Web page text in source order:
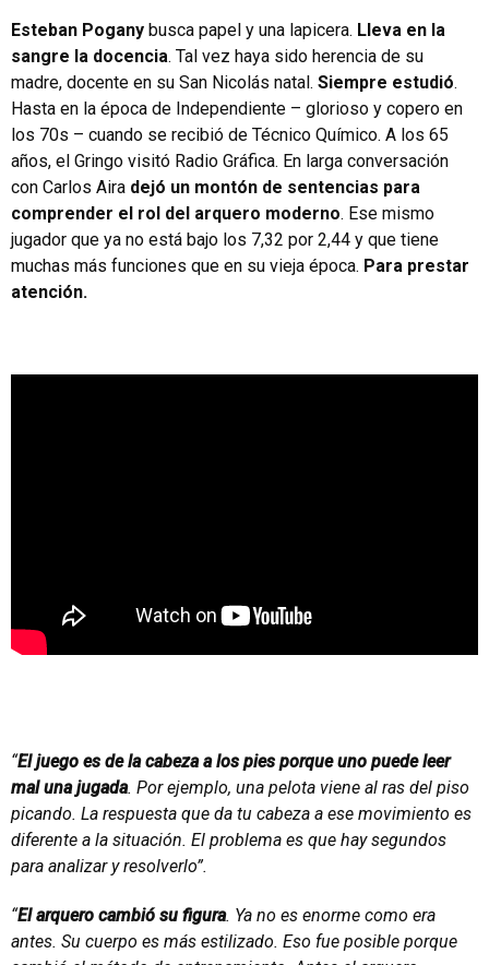
Esteban Pogany busca papel y una lapicera. Lleva en la
sangre la docencia. Tal vez haya sido herencia de su
madre, docente en su San Nicolás natal. Siempre estudió.
Hasta en la época de Independiente – glorioso y copero en
los 70s – cuando se recibió de Técnico Químico. A los 65
años, el Gringo visitó Radio Gráfica. En larga conversación
con Carlos Aira dejó un montón de sentencias para
comprender el rol del arquero moderno. Ese mismo
jugador que ya no está bajo los 7,32 por 2,44 y que tiene
muchas más funciones que en su vieja época. Para prestar
atención.
“El juego es de la cabeza a los pies porque uno puede leer
mal una jugada. Por ejemplo, una pelota viene al ras del piso
picando. La respuesta que da tu cabeza a ese movimiento es
diferente a la situación. El problema es que hay segundos
para analizar y resolverlo”.
“El arquero cambió su figura. Ya no es enorme como era
antes. Su cuerpo es más estilizado. Eso fue posible porque